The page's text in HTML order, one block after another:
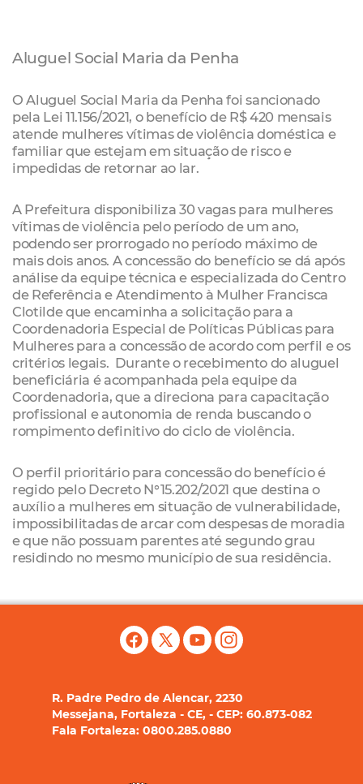
Aluguel Social Maria da Penha
O Aluguel Social Maria da Penha foi sancionado
pela Lei 11.156/2021, o benefício de R$ 420 mensais
atende mulheres vítimas de violência doméstica e
familiar que estejam em situação de risco e
impedidas de retornar ao lar.
A Prefeitura disponibiliza 30 vagas para mulheres
vítimas de violência pelo período de um ano,
podendo ser prorrogado no período máximo de
mais dois anos. A concessão do benefício se dá após
análise da equipe técnica e especializada do Centro
de Referência e Atendimento à Mulher Francisca
Clotilde que encaminha a solicitação para a
Coordenadoria Especial de Políticas Públicas para
Mulheres para a concessão de acordo com perfil e os
critérios legais. Durante o recebimento do aluguel
beneficiária é acompanhada pela equipe da
Coordenadoria, que a direciona para capacitação
profissional e autonomia de renda buscando o
rompimento definitivo do ciclo de violência.
O perfil prioritário para concessão do benefício é
regido pelo Decreto N°15.202/2021 que destina o
auxílio a mulheres em situação de vulnerabilidade,
impossibilitadas de arcar com despesas de moradia
e que não possuam parentes até segundo grau
residindo no mesmo município de sua residência.
R. Padre Pedro de Alencar, 2230
Messejana, Fortaleza - CE, - CEP: 60.873-082
Fala Fortaleza: 0800.285.0880